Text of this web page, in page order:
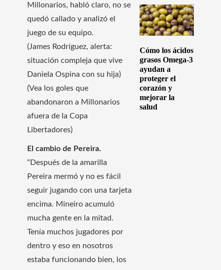
Millonarios, habló claro, no se
quedó callado y analizó el
juego de su equipo.
(James Rodríguez, alerta:
situación compleja que vive
Daniela Ospina con su hija)
(Vea los goles que
abandonaron a Millonarios
afuera de la Copa
Libertadores)
El cambio de Pereira.
“Después de la amarilla
Pereira mermó y no es fácil
seguir jugando con una tarjeta
encima. Mineiro acumuló
mucha gente en la mitad.
Tenía muchos jugadores por
dentro y eso en nosotros
estaba funcionando bien, los
Cómo los ácidos
grasos Omega-3
ayudan a
proteger el
corazón y
mejorar la
salud